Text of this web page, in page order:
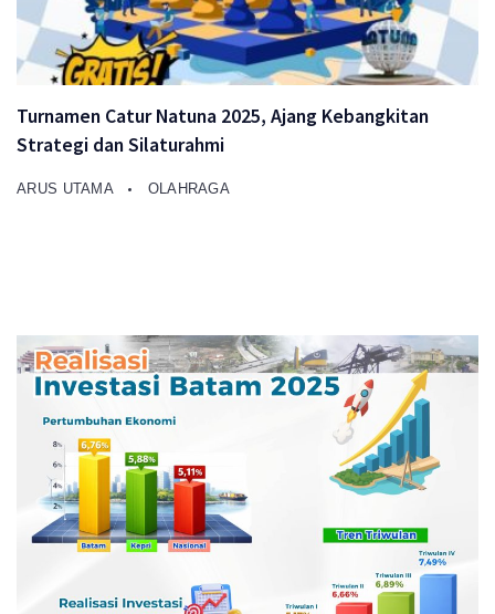
Turnamen Catur Natuna 2025, Ajang Kebangkitan
Strategi dan Silaturahmi
ARUS UTAMA OLAHRAGA